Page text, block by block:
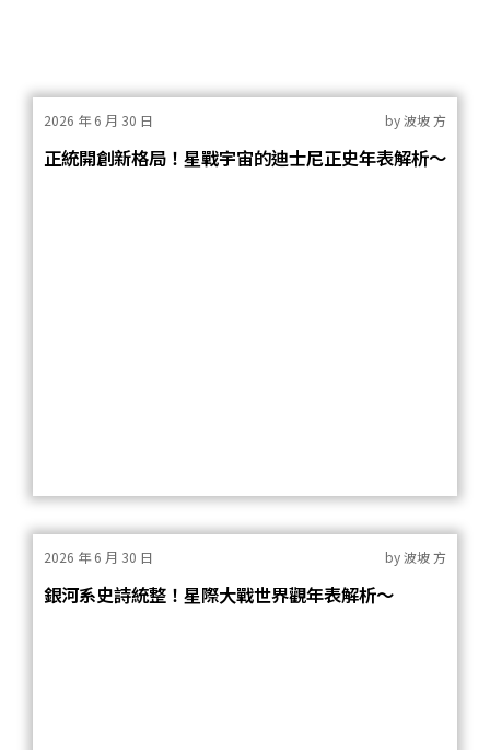
2026 年 6 月 30 日 by波坡 方
正統開創新格局！星戰宇宙的迪士尼正史年表解析～
2026 年 6 月 30 日 by波坡 方
銀河系史詩統整！星際大戰世界觀年表解析～